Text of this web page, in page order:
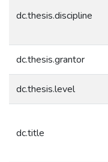
dc.thesis.discipline
dc.thesis.grantor
dc.thesis.level
dc.title